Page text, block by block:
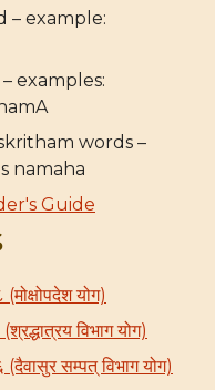
– example:
examples:
words –
namaha
Guide
योग)
विभाग योग)
सम्पत् विभाग योग)